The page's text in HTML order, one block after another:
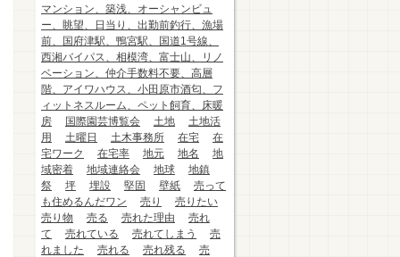
マンション、築浅、オーシャンビュ
ー、眺望、日当り、出勤前釣行、漁場
前、国府津駅、鴨宮駅、国道1号線、
西湘バイパス、相模湾、富士山、リノ
ベーション、仲介手数料不要、高層
階、アイワハウス、小田原市酒匂、フ
ィットネスルーム、ペット飼育、床暖
房
国際園芸博覧会 土地
土地活
用
土曜日 土木事務所 在宅
在
宅ワーク
在宅率 地元 地名
地
域密着
地域連絡会 地球
地鎮
祭
坪 埋設 堅固 壁紙
売って
も住めるんだワン
売り
売りたい
売り物
売る 売れた理由
売れ
て
売れている 売れてしまう
売
れました
売れる 売れ残る
売